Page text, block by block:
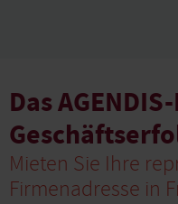
Das
Mieten Sie Ihre
Firmenadresse in